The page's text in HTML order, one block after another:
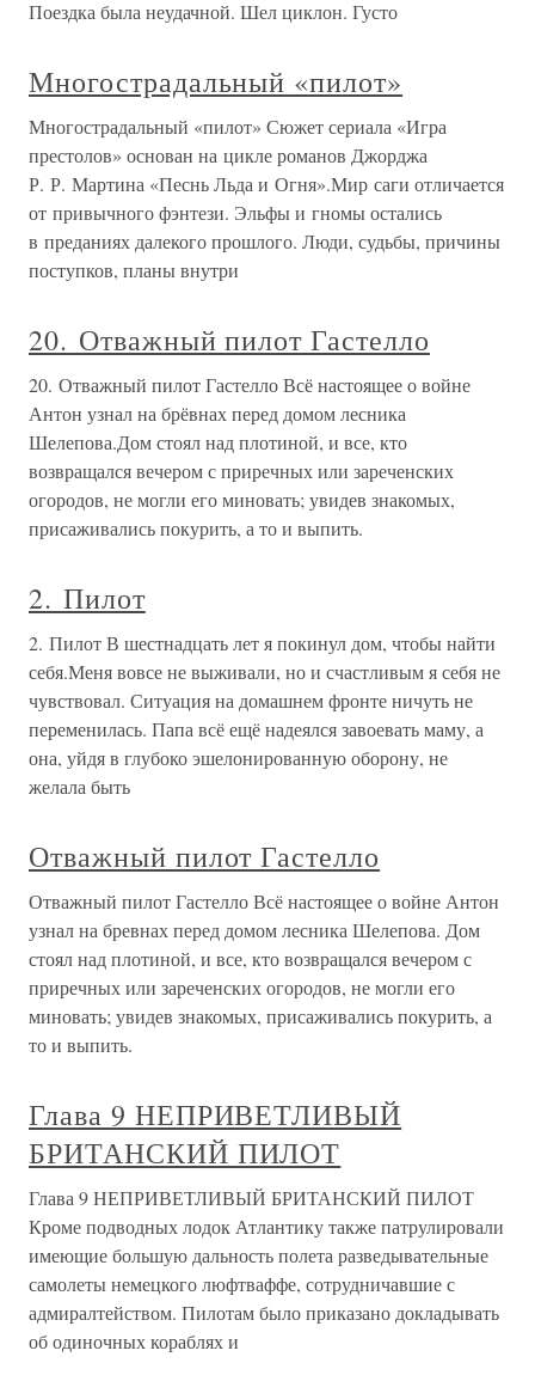
Поездка была неудачной. Шел циклон. Густо
Многострадальный «пилот»
Многострадальный «пилот» Сюжет сериала «Игра
престолов» основан на цикле романов Джорджа
Р. Р. Мартина «Песнь Льда и Огня».Мир саги отличается
от привычного фэнтези. Эльфы и гномы остались
в преданиях далекого прошлого. Люди, судьбы, причины
поступков, планы внутри
20. Отважный пилот Гастелло
20. Отважный пилот Гастелло Всё настоящее о войне
Антон узнал на брёвнах перед домом лесника
Шелепова.Дом стоял над плотиной, и все, кто
возвращался вечером с приречных или зареченских
огородов, не могли его миновать; увидев знакомых,
присаживались покурить, а то и выпить.
2. Пилот
2. Пилот В шестнадцать лет я покинул дом, чтобы найти
себя.Меня вовсе не выживали, но и счастливым я себя не
чувствовал. Ситуация на домашнем фронте ничуть не
переменилась. Папа всё ещё надеялся завоевать маму, а
она, уйдя в глубоко эшелонированную оборону, не
желала быть
Отважный пилот Гастелло
Отважный пилот Гастелло Всё настоящее о войне Антон
узнал на бревнах перед домом лесника Шелепова. Дом
стоял над плотиной, и все, кто возвращался вечером с
приречных или зареченских огородов, не могли его
миновать; увидев знакомых, присаживались покурить, а
то и выпить.
Глава 9 НЕПРИВЕТЛИВЫЙ
БРИТАНСКИЙ ПИЛОТ
Глава 9 НЕПРИВЕТЛИВЫЙ БРИТАНСКИЙ ПИЛОТ
Кроме подводных лодок Атлантику также патрулировали
имеющие большую дальность полета разведывательные
самолеты немецкого люфтваффе, сотрудничавшие с
адмиралтейством. Пилотам было приказано докладывать
об одиночных кораблях и